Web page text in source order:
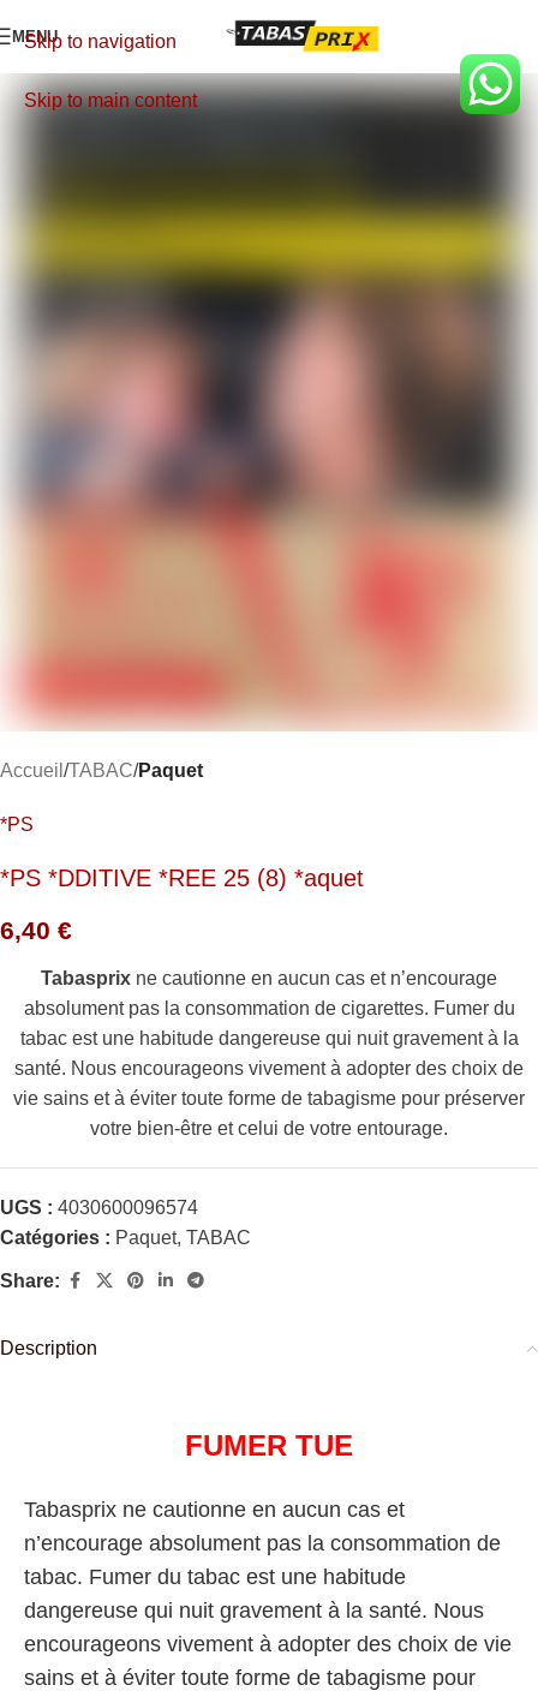
Skip to navigation
Skip to main content
MENU
Accueil TABAC Paquet
*PS
*PS *DDITIVE *REE 25 (8) *aquet
6,40 €
Tabasprix ne cautionne en aucun cas et n’encourage
absolument pas la consommation de cigarettes. Fumer du
tabac est une habitude dangereuse qui nuit gravement à la
santé. Nous encourageons vivement à adopter des choix de
vie sains et à éviter toute forme de tabagisme pour préserver
votre bien-être et celui de votre entourage.
UGS : 4030600096574
Catégories : Paquet, TABAC
Share:
Description
FUMER TUE
Tabasprix ne cautionne en aucun cas et
n’encourage absolument pas la consommation de
tabac. Fumer du tabac est une habitude
dangereuse qui nuit gravement à la santé. Nous
encourageons vivement à adopter des choix de vie
sains et à éviter toute forme de tabagisme pour